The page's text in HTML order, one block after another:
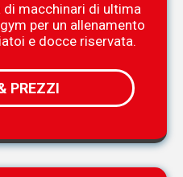
macchinari di ultima
per un allenamento
e docce riservata.
PREZZI